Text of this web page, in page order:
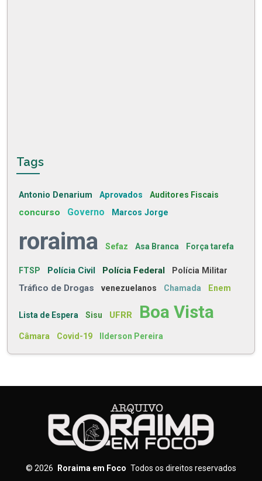
Tags
Antonio Denarium Aprovados Auditores Fiscais
concurso Governo Marcos Jorge
roraima Sefaz Asa Branca Força tarefa
FTSP Polícia Civil Polícia Federal Polícia Militar
Tráfico de Drogas venezuelanos Chamada Enem
Lista de Espera Sisu UFRR Boa Vista
Câmara Covid-19 Ilderson Pereira
© 2026 Roraima em Foco Todos os direitos reservados